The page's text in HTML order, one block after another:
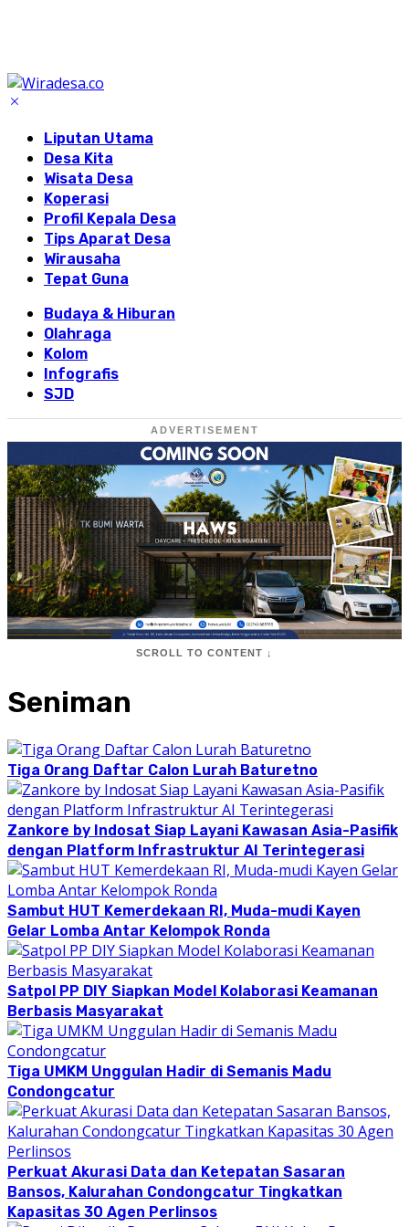
Liputan Utama
Desa Kita
Wisata Desa
Koperasi
Profil Kepala Desa
Tips Aparat Desa
Wirausaha
Tepat Guna
Budaya & Hiburan
Olahraga
Kolom
Infografis
SJD
ADVERTISEMENT
SCROLL TO CONTENT ↓
Seniman
Tiga Orang Daftar Calon Lurah Baturetno
Zankore by Indosat Siap Layani Kawasan Asia-Pasifik
dengan Platform Infrastruktur AI Terintegerasi
Sambut HUT Kemerdekaan RI, Muda-mudi Kayen
Gelar Lomba Antar Kelompok Ronda
Satpol PP DIY Siapkan Model Kolaborasi Keamanan
Berbasis Masyarakat
Tiga UMKM Unggulan Hadir di Semanis Madu
Condongcatur
Perkuat Akurasi Data dan Ketepatan Sasaran
Bansos, Kalurahan Condongcatur Tingkatkan
Kapasitas 30 Agen Perlinsos